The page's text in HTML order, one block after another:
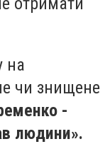
на
чи знищене
-
людини».